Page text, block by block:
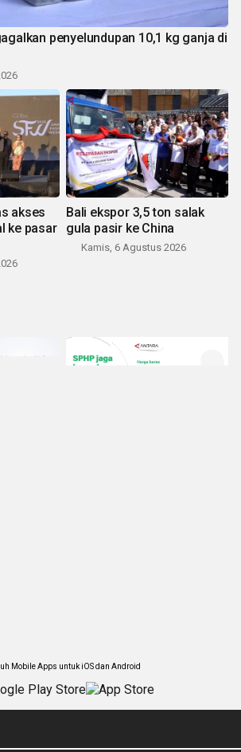
penyelundupan 10,1 kg ganja di
akses
ke pasar
Bali ekspor 3,5 ton salak
gula pasir ke China
Kamis, 6 Agustus 2026
Mobile Apps untuk iOS dan Android